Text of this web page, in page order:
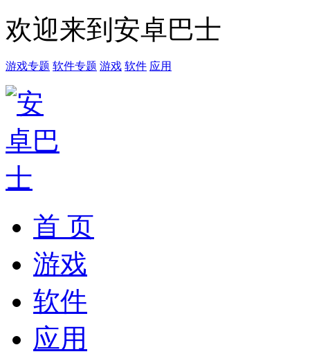
欢迎来到安卓巴士
游戏专题 软件专题 游戏 软件 应用
首 页
游戏
软件
应用